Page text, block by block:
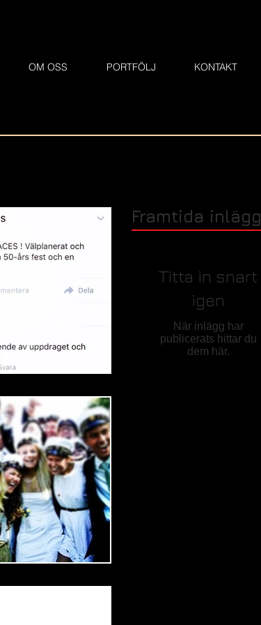
OM OSS PORTFÖLJ KONTAKT
Framtida inlägg
Titta in snart
igen
När inlägg har
publicerats hittar du
dem här.